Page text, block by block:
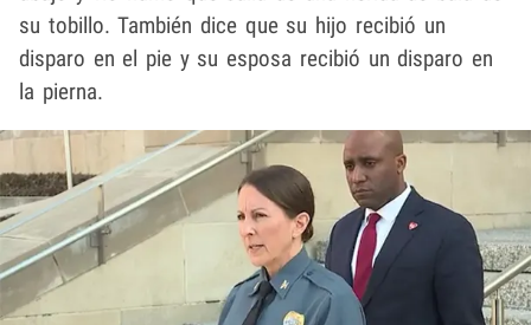
su tobillo. También dice que su hijo recibió un
disparo en el pie y su esposa recibió un disparo en
la pierna.
Play video content